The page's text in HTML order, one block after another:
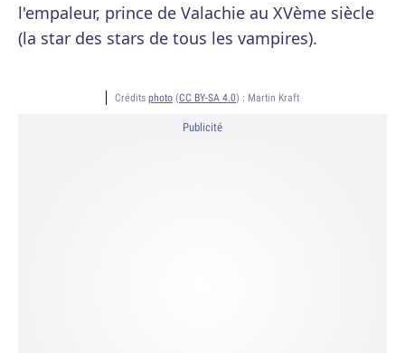
l'empaleur, prince de Valachie au XVème siècle
(la star des stars de tous les vampires).
Crédits photo (CC BY-SA 4.0) : Martin Kraft
Publicité